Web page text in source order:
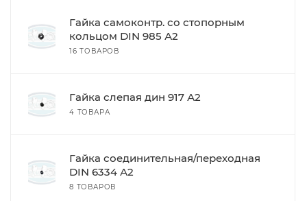
Гайка самоконтр. со стопорным
кольцом DIN 985 А2
16 ТОВАРОВ
Гайка слепая дин 917 А2
4 ТОВАРА
Гайка соединительная/переходная
DIN 6334 А2
8 ТОВАРОВ